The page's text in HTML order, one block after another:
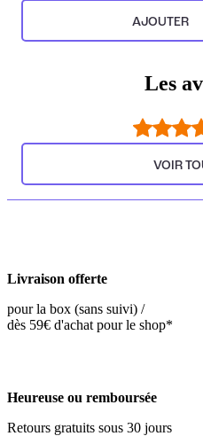
AJOUTER
Les
VOIR
Livraison offerte
pour la box (sans suivi) /
dès 59€ d'achat pour le shop*
Heureuse ou remboursée
Retours gratuits sous 30 jours